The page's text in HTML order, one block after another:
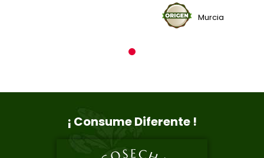
Murcia
¡ Consume Diferente !